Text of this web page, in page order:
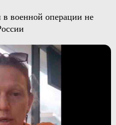
военной операции не